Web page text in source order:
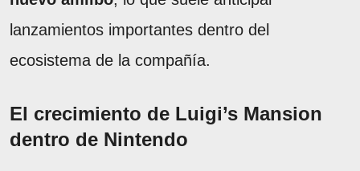
lanzamientos importantes dentro del
ecosistema de la compañía.
El crecimiento de Luigi’s Mansion
dentro de Nintendo